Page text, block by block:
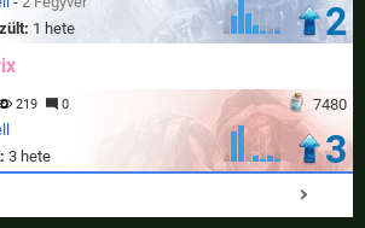
1 hete 2
7480
219 0
3 hete 3